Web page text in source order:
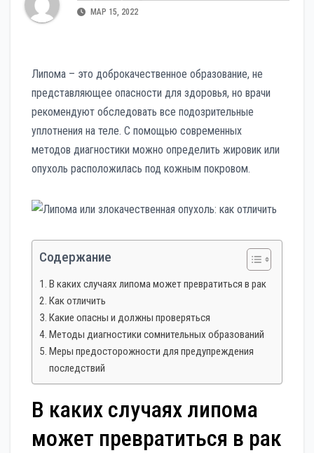
МАР 15, 2022
Липома – это доброкачественное образование, не
представляющее опасности для здоровья, но врачи
рекомендуют обследовать все подозрительные
уплотнения на теле. С помощью современных
методов диагностики можно определить жировик или
опухоль расположилась под кожным покровом.
Содержание
В каких случаях липома может превратиться в рак
Как отличить
Какие опасны и должны проверяться
Методы диагностики сомнительных образований
Меры предосторожности для предупреждения
последствий
В каких случаях липома
может превратиться в рак